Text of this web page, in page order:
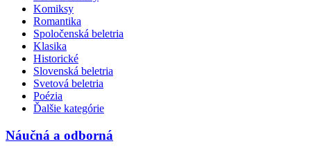
Komiksy
Romantika
Spoločenská beletria
Klasika
Historické
Slovenská beletria
Svetová beletria
Poézia
Ďalšie kategórie
Náučná a odborná